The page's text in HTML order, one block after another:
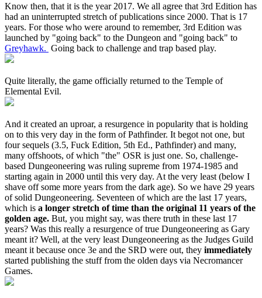
Know then, that it is the year 2017. We all agree that 3rd Edition has
had an uninterrupted stretch of publications since 2000. That is 17
years. For those who were around to remember, 3rd Edition was
launched by "going back" to the Dungeon and "going back" to
Greyhawk. Going back to challenge and trap based play.
Quite literally, the game officially returned to the Temple of
Elemental Evil.
And it created an uproar, a resurgence in popularity that is holding
on to this very day in the form of Pathfinder. It begot not one, but
four sequels (3.5, Fuck Edition, 5th Ed., Pathfinder) and many,
many offshoots, of which "the" OSR is just one. So, challenge-
based Dungeoneering was ruling supreme from 1974-1985 and
starting again in 2000 until this very day. At the very least (below I
shave off some more years from the dark age). So we have 29 years
of solid Dungeoneering. Seventeen of which are the last 17 years,
which is a longer stretch of time than the original 11 years of the
golden age. But, you might say, was there truth in these last 17
years? Was this really a resurgence of true Dungeoneering as Gary
meant it? Well, at the very least Dungeoneering as the Judges Guild
meant it because once 3e and the SRD were out, they immediately
started publishing the stuff from the olden days via Necromancer
Games.